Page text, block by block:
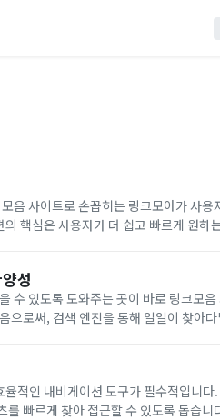
음 사이트로 손꼽히는 링크모아가 사용
핵심은 사용자가 더 쉽고 빠르게 원하
성
수 있도록 도와주는 곳이 바로 링크모
으로써, 검색 엔진을 통해 일일이 찾아
적인 내비게이션 도구가 필수적입니
빠르게 찾아 접근할 수 있도록 돕습니